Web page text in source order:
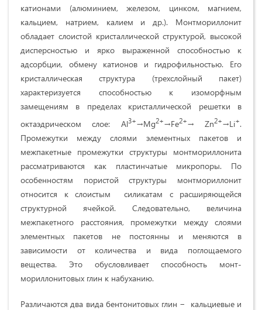
катионами (алюминием, железом, цинком, магнием,
кальцием, натрием, калием и др.). Монтмориллонит
обладает слоистой кристаллической структурой, высокой
дисперсностью и ярко выраженной способностью к
адсорбции, обмену катионов и гидрофильностью. Его
кристаллическая структура (трехслойный пакет)
характеризуется способностью к изоморфным
замещениям в пределах кристаллической решетки в
октаэдрическом слое: Аl3+→Mg2+→Fe2+→ Zn2+→Li+.
Промежутки между слоями элементных пакетов и
межпакетные промежутки структуры монтмориллонита
рассматриваются как пластинчатые микропоры. По
особенностям пористой структуры монтмориллонит
относится к слоистым силикатам с расширяющейся
структурной ячейкой. Следовательно, величина
межпакетного расстояния, промежутки между слоями
элементных пакетов не постоянны и меняются в
зависимости от количества и вида поглощаемого
вещества. Это обусловливает способность монт-
мориллонитовых глин к набуханию.
Различаются два вида бентонитовых глин − кальциевые и